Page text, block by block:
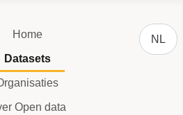
Home
Datasets
Open data
NL